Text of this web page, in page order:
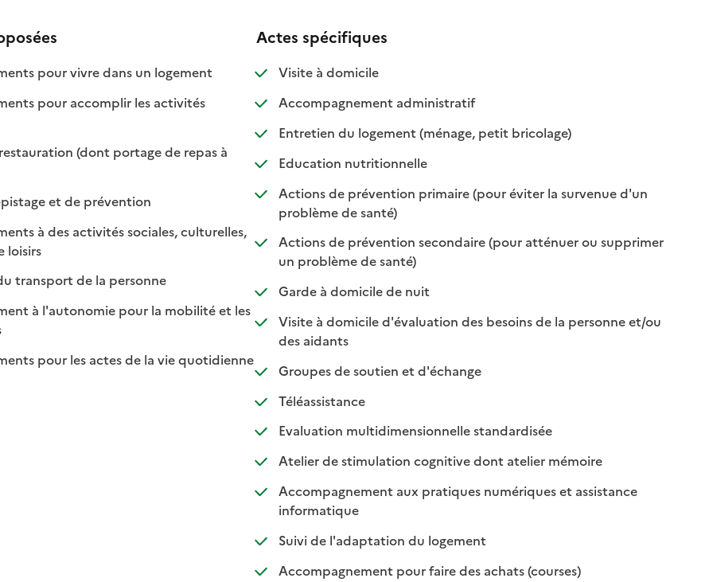
pour vivre dans un logement: disponible
: non disponible
pour accomplir les activités
(dont portage de repas à
et de prévention: disponible
: non disponible
à des activités sociales, culturelles,
loisirs
: disponible
: non disponible
transport de la personne: disponible
: non disponible
à l'autonomie pour la mobilité et les
disponible
pour les actes de la vie quotidienne
Actes spécifiques
Visite à domicile: disponible
: non disponible
Accompagnement administratif: disponible
: non disponible
Entretien du logement (ménage, petit bricolage): disponible
: non disponible
Education nutritionnelle: disponible
: non disponible
Actions de prévention primaire (pour éviter la survenue d'un
problème de santé): disponible
: non disponible
Actions de prévention secondaire (pour atténuer ou supprimer
un problème de santé): disponible
: non disponible
Garde à domicile de nuit: disponible
: non disponible
Visite à domicile d'évaluation des besoins de la personne et/ou
des aidants: disponible
: non disponible
Groupes de soutien et d'échange: disponible
: non disponible
Téléassistance: disponible
: non disponible
Evaluation multidimensionnelle standardisée: disponible
: non disponible
Atelier de stimulation cognitive dont atelier mémoire: disponible
: non disponible
Accompagnement aux pratiques numériques et assistance
informatique: disponible
: non disponible
Suivi de l'adaptation du logement: disponible
: non disponible
Accompagnement pour faire des achats (courses): disponible
: non disponible